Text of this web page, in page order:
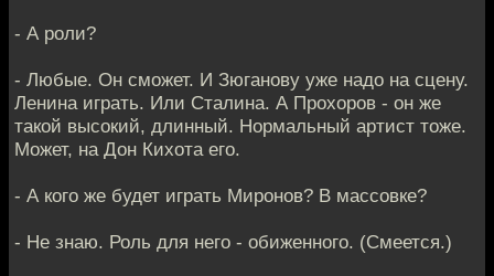
- А роли?
- Любые. Он сможет. И Зюганову уже надо на сцену.
Ленина играть. Или Сталина. А Прохоров - он же
такой высокий, длинный. Нормальный артист тоже.
Может, на Дон Кихота его.
- А кого же будет играть Миронов? В массовке?
- Не знаю. Роль для него - обиженного. (Смеется.)